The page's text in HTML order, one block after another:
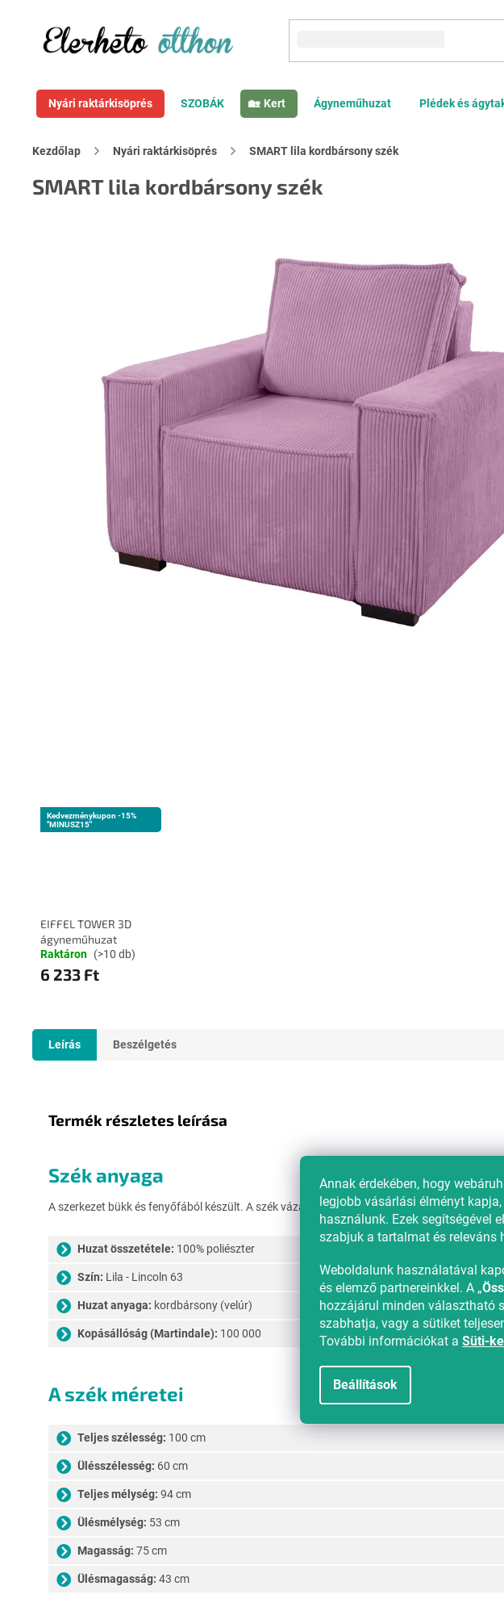
Annak érdekében, hogy
legjobb vásárlási élményt
használunk. Ezek segítségével
szabjuk a tartalmat és releváns
Weboldalunk használatával
és elemző partnereinkkel. A „
hozzájárul minden választható
szabhatja, vagy a sütiket
További információkat a Süti-
Beállítások
tartalomhoz
Nyári raktárkisöprés SZOBÁK Kert Ágyneműhuzat Plédek és
Kezdőlap Nyári raktárkisöprés SMART lila kordbársony szék
SMART lila kordbársony szék
Kedvezménykupon -15%
"MINUSZ15"
EIFFEL TOWER 3D
ágyneműhuzat
Raktáron (>10 db)
6 233 Ft
Leírás Beszélgetés
Termék részletes leírása
Szék anyaga
A szerkezet bükk és fenyőfából készült. A szék vázának kiegészítő anyaga forgácslap,
Huzat összetétele: 100% poliészter
Szín: Lila - Lincoln 63
Huzat anyaga: kordbársony (velúr)
Kopásállóság (Martindale): 100 000
A szék méretei
Teljes szélesség: 100 cm
Ülésszélesség: 60 cm
Teljes mélység: 94 cm
Ülésmélység: 53 cm
Magasság: 75 cm
Ülésmagasság: 43 cm